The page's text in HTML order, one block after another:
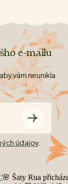
e-mailu
vám neunikla
údajov.